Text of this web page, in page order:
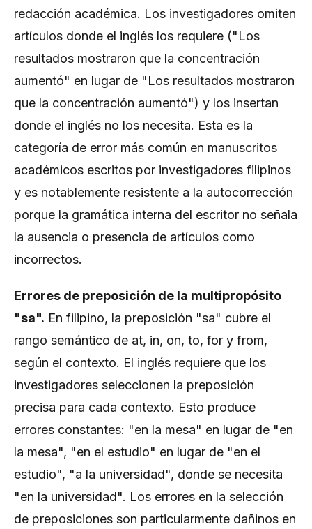
redacción académica. Los investigadores omiten
artículos donde el inglés los requiere ("Los
resultados mostraron que la concentración
aumentó" en lugar de "Los resultados mostraron
que la concentración aumentó") y los insertan
donde el inglés no los necesita. Esta es la
categoría de error más común en manuscritos
académicos escritos por investigadores filipinos
y es notablemente resistente a la autocorrección
porque la gramática interna del escritor no señala
la ausencia o presencia de artículos como
incorrectos.
Errores de preposición de la multipropósito
"sa". En filipino, la preposición "sa" cubre el
rango semántico de at, in, on, to, for y from,
según el contexto. El inglés requiere que los
investigadores seleccionen la preposición
precisa para cada contexto. Esto produce
errores constantes: "en la mesa" en lugar de "en
la mesa", "en el estudio" en lugar de "en el
estudio", "a la universidad", donde se necesita
"en la universidad". Los errores en la selección
de preposiciones son particularmente dañinos en